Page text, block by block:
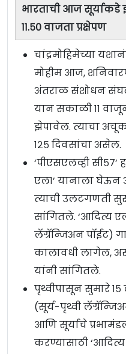
भारताची आज सूर्याकडे
११.५० वाजता प्रक्षेपण
चांद्रमोहिमेच्या
मोहीम आज,
अंतराळ संशोधन
यान सकाळी ११
झेपावेल. त्याचा अचूक
१२५ दिवसांचा असेल.
‘पीएसएलव्ही सी५७’
एल१’ यानाला
त्याची उलटगणती सुरू
सांगितले. ‘आदित्य
लॅग्रॅन्जिअन पॉईंट)
कालावधी लागेल, असे
यांनी सांगितले.
पृथ्वीपासून सुमारे १५
(सूर्य-पृथ्वी
आणि सूर्याचे
करण्यासाठी